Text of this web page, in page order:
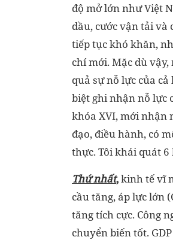
độ mở lớn như Việt
dầu, cước vận tải
tiếp tục khó khăn,
chí mới. Mặc dù
quả sự nỗ lực của
biệt ghi nhận nỗ lực
khóa XVI, mới nhận
đạo, điều hành, có
thực. Tôi khái quát 6
Thứ nhất,kinh tế vĩ
cầu tăng, áp lực lớn
tăng tích cực. Công
chuyển biến tốt.